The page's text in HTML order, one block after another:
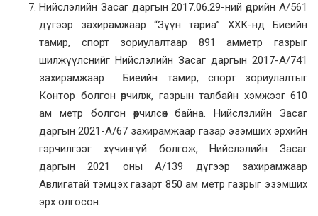
Нийслэлийн Засаг даргын 2017.06.29-ний өдрийн А/561
дүгээр захирамжаар “Зүүн тариа” ХХК-нд Биеийн
тамир, спорт зориулалтаар 891 амметр газрыг
шилжүүлснийг Нийслэлийн Засаг даргын 2017-А/741
захирамжаар Биеийн тамир, спорт зориулалтыг
Контор болгон өөрчилж, газрын талбайн хэмжээг 610
ам метр болгон өөрчилсөн байна. Нийслэлийн Засаг
даргын 2021-А/67 захирамжаар газар эзэмших эрхийн
гэрчилгээг хүчингүй болгож, Нийслэлийн Засаг
даргын 2021 оны А/139 дүгээр захирамжаар
Авлигатай тэмцэх газарт 850 ам метр газрыг эзэмших
эрх олгосон.